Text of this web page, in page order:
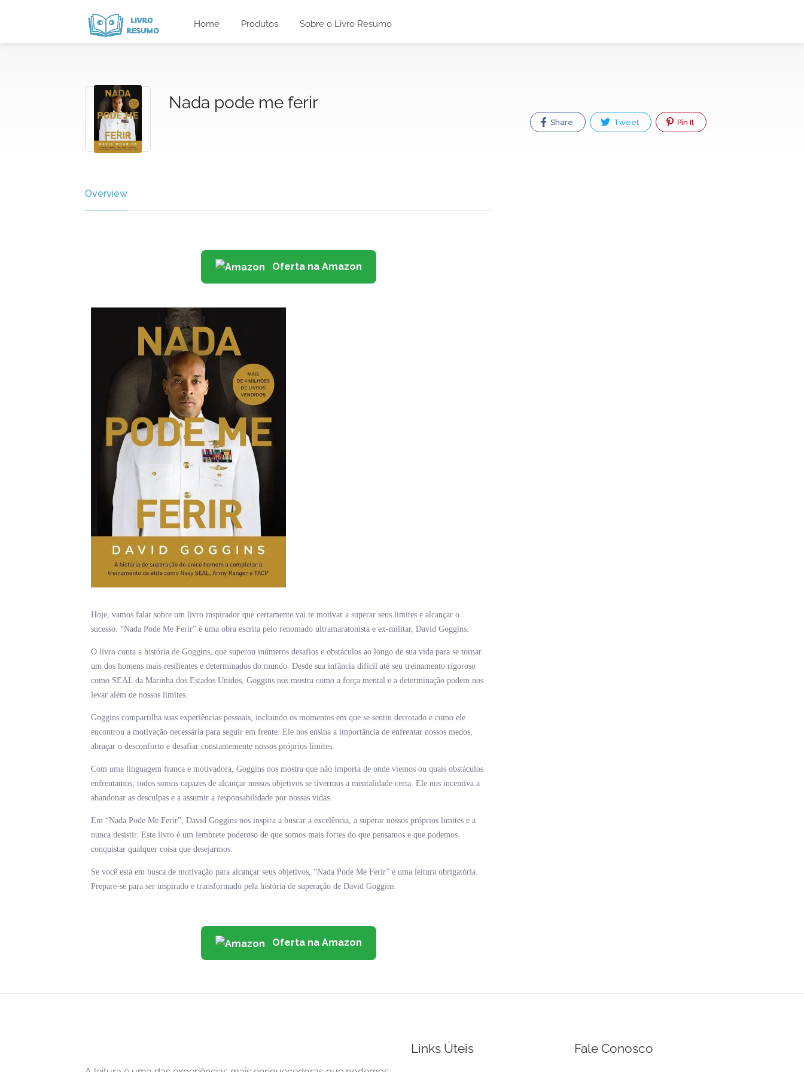
Home Produtos Sobre o Livro Resumo
Nada pode me ferir
Overview
Oferta na Amazon
Hoje, vamos falar sobre um livro inspirador que certamente vai te motivar a superar seus limites e alcançar o
sucesso. “Nada Pode Me Ferir” é uma obra escrita pelo renomado ultramaratonista e ex-militar, David Goggins.
O livro conta a história de Goggins, que superou inúmeros desafios e obstáculos ao longo de sua vida para se tornar
um dos homens mais resilientes e determinados do mundo. Desde sua infância difícil até seu treinamento rigoroso
como SEAL da Marinha dos Estados Unidos, Goggins nos mostra como a força mental e a determinação podem nos
levar além de nossos limites.
Goggins compartilha suas experiências pessoais, incluindo os momentos em que se sentiu derrotado e como ele
encontrou a motivação necessária para seguir em frente. Ele nos ensina a importância de enfrentar nossos medos,
abraçar o desconforto e desafiar constantemente nossos próprios limites.
Com uma linguagem franca e motivadora, Goggins nos mostra que não importa de onde viemos ou quais obstáculos
enfrentamos, todos somos capazes de alcançar nossos objetivos se tivermos a mentalidade certa. Ele nos incentiva a
abandonar as desculpas e a assumir a responsabilidade por nossas vidas.
Em “Nada Pode Me Ferir”, David Goggins nos inspira a buscar a excelência, a superar nossos próprios limites e a
nunca desistir. Este livro é um lembrete poderoso de que somos mais fortes do que pensamos e que podemos
conquistar qualquer coisa que desejarmos.
Se você está em busca de motivação para alcançar seus objetivos, “Nada Pode Me Ferir” é uma leitura obrigatória.
Prepare-se para ser inspirado e transformado pela história de superação de David Goggins.
Oferta na Amazon
Share Tweet Pin It
Links Úteis Fale Conosco